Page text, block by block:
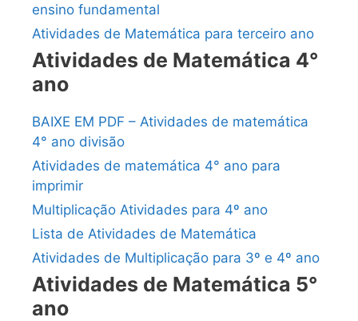
ensino fundamental
Atividades de Matemática para terceiro ano
Atividades de Matemática 4°
ano
BAIXE EM PDF – Atividades de matemática
4° ano divisão
Atividades de matemática 4° ano para
imprimir
Multiplicação Atividades para 4º ano
Lista de Atividades de Matemática
Atividades de Multiplicação para 3º e 4º ano
Atividades de Matemática 5°
ano